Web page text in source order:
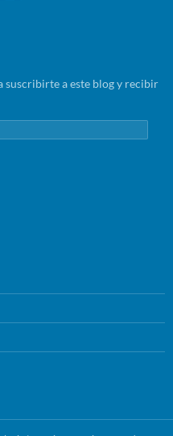
a este blog y recibir